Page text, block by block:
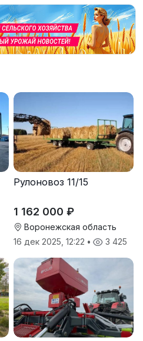
Рулоновоз 11/15
1 162 000 ₽
Воронежская область
16 дек 2025, 12:22 • 3 425